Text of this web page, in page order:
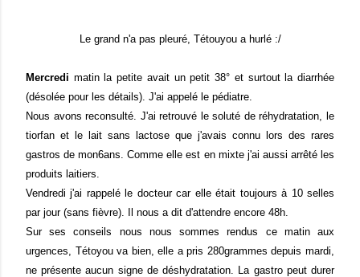
Le grand n'a pas pleuré, Tétouyou a hurlé :/
Mercredi matin la petite avait un petit 38° et surtout la diarrhée
(désolée pour les détails). J'ai appelé le pédiatre.
Nous avons reconsulté. J'ai retrouvé le soluté de réhydratation, le
tiorfan et le lait sans lactose que j'avais connu lors des rares
gastros de mon6ans. Comme elle est en mixte j'ai aussi arrêté les
produits laitiers.
Vendredi j'ai rappelé le docteur car elle était toujours à 10 selles
par jour (sans fièvre). Il nous a dit d'attendre encore 48h.
Sur ses conseils nous nous sommes rendus ce matin aux
urgences, Tétoyou va bien, elle a pris 280grammes depuis mardi,
ne présente aucun signe de déshydratation. La gastro peut durer